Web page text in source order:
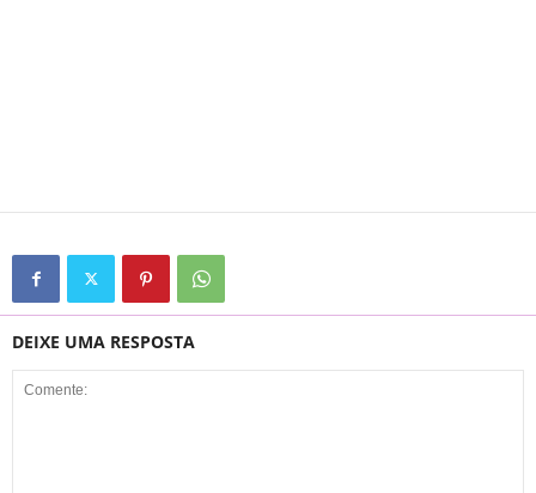
DEIXE UMA RESPOSTA